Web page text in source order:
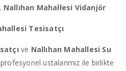
Mahallesi Vidanjör
Tesisatçı
ve Nallıhan Mahallesi Su
ustalarımız ile birlikte